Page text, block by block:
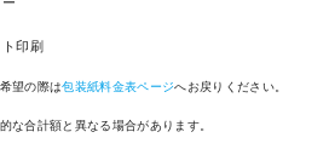
印刷
望の際は包装紙料金表ページへお戻りください。
な合計額と異なる場合があります。